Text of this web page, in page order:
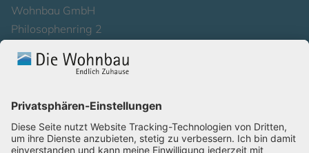
Wohnbau GmbH
Philosophenring 2
Schreiben Sie uns
Karriere